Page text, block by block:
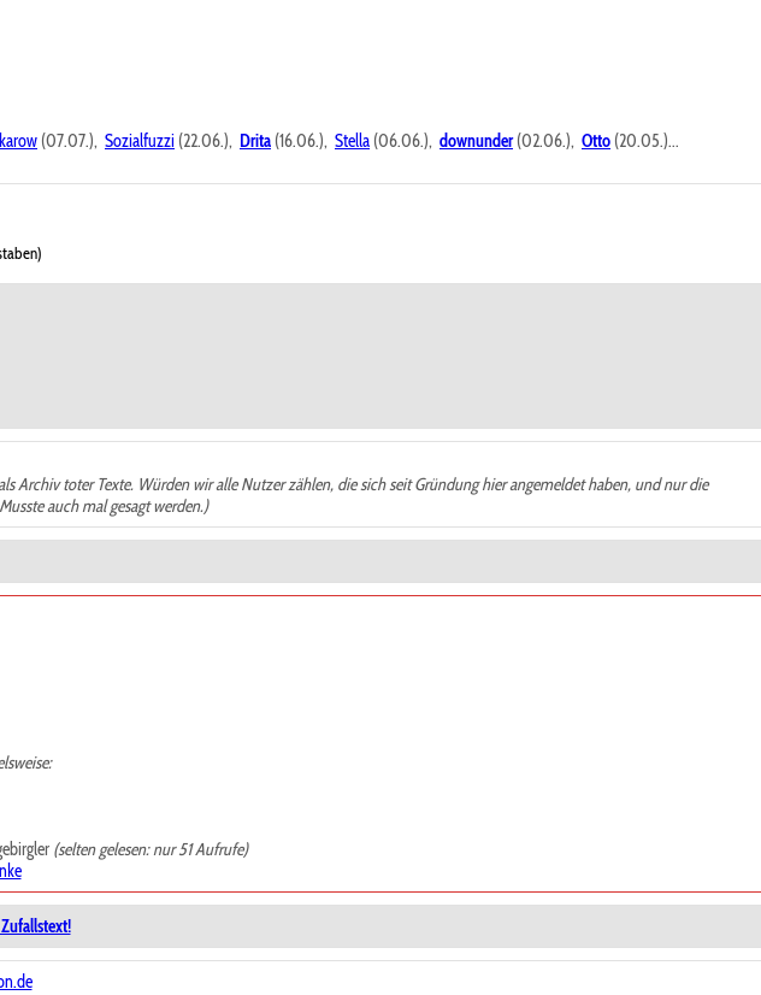
(07.07.), Sozialfuzzi (22.06.), Drita (16.06.), Stella (06.06.), downunder(02.06.), Otto (20.05.)...
toter Texte. Würden wir alle Nutzer zählen, die sich seit Gründung hier angemeldet haben, und nur die
auch mal gesagt werden.)
(selten gelesen: nur 51 Aufrufe)